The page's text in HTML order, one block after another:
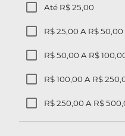
Até R$ 25,00
R$ 25,00 A R$ 50,00
R$ 50,00 A R$
R$ 100,00 A R$
R$ 250,00 A R$